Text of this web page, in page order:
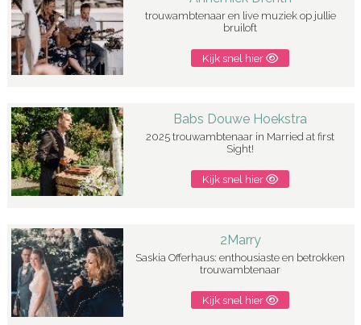
trouwambtenaar en live muziek op jullie
bruiloft
Kijk snel hier
Babs Douwe Hoekstra
2025 trouwambtenaar in Married at first
Sight!
Kijk snel hier
2Marry
Saskia Offerhaus: enthousiaste en betrokken
trouwambtenaar
Kijk snel hier